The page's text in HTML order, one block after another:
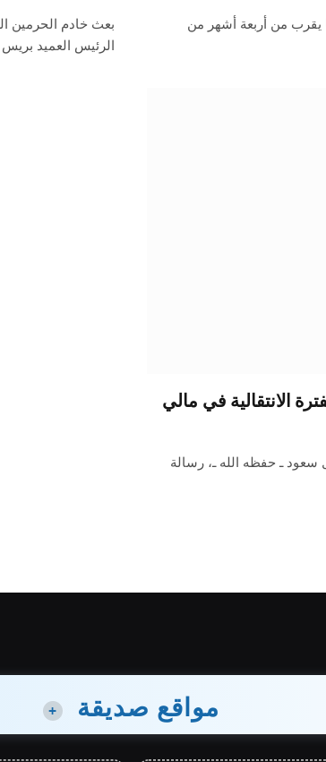
يقرب من أربعة أشهر من
بعث خادم الحرمين
الرئيس العميد بريس
الانتقالية في مالي
سعود ـ حفظه الله ـ، رسالة
مواقع صديقة +